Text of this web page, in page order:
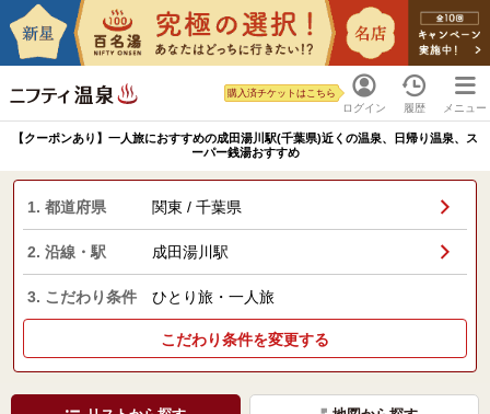
ログイン
購入済チケットはこちら
履歴 メニュー
【クーポンあり】一人旅におすすめの成田湯川駅(千葉県)近くの温泉、日帰り温泉、ス
ーパー銭湯おすすめ
1. 都道府県 関東 / 千葉県
2. 沿線・駅 成田湯川駅
3. こだわり条件 ひとり旅・一人旅
こだわり条件を変更する